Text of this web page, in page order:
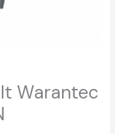
Warantec